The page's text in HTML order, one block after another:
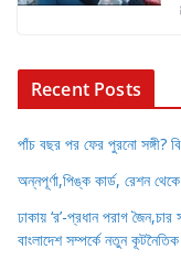
Recent Posts
পাঁচ বছর পর ফের পুরনো সঙ্গী?
অন্নপূর্ণা,পিঙ্ক কার্ড, রেশন
ঢাকায় ‘র’-প্রধান পরাগ
বাংলাদেশ সম্পর্কে নতুন কূটনৈতিক